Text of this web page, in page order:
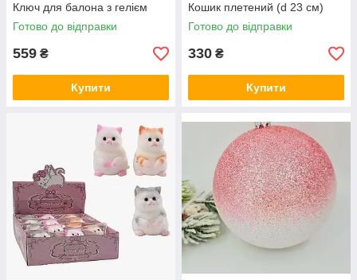
Ключ для балона з гелієм
Готово до відправки
559 ₴
Купити
Кошик плетений (d 23 см)
Готово до відправки
330 ₴
Купити